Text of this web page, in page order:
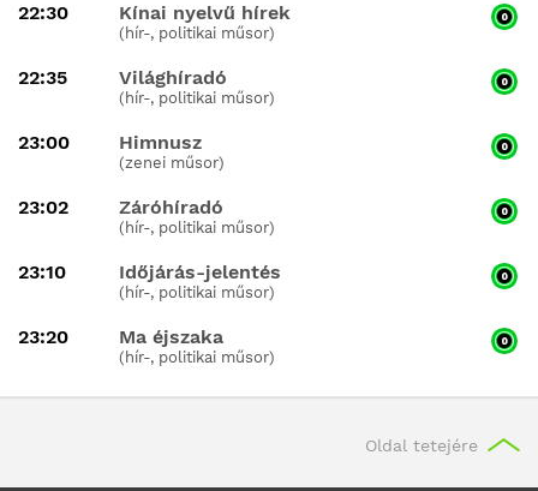
22:30 Kínai nyelvű hírek
(hír-, politikai műsor)
22:35 Világhíradó
(hír-, politikai műsor)
23:00 Himnusz
(zenei műsor)
23:02 Záróhíradó
(hír-, politikai műsor)
23:10 Időjárás-jelentés
(hír-, politikai műsor)
23:20 Ma éjszaka
(hír-, politikai műsor)
Oldal tetejére